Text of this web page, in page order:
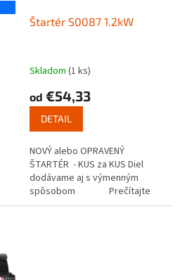
Štartér S0087 1.2kW
Skladom (1 ks)
od €54,33
DETAIL
NOVÝ alebo OPRAVENÝ
ŠTARTÉR - KUS za KUS Diel
dodávame aj s výmenným
spôsobom Prečítajte
si ako funguje...